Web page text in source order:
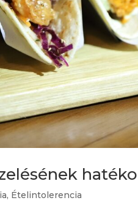
, Ételintolerencia